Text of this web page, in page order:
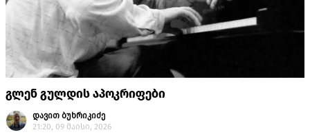
გლენ გულდის აპოკრიფები
დავით ბუხრიკიძე
21:20, 09 მაისი, 2026